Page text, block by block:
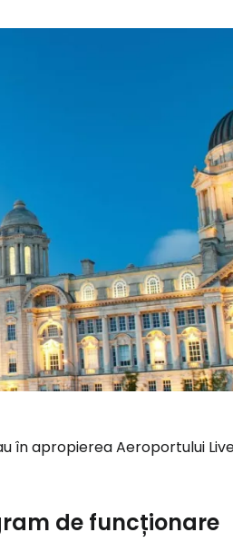
în apropierea Aeroportului
de funcționare